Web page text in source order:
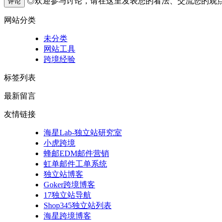
网站分类
未分类
网站工具
跨境经验
标签列表
最新留言
友情链接
海星Lab-独立站研究室
小虎跨境
蜂邮EDM邮件营销
虹单邮件工单系统
独立站博客
Goker跨境博客
17独立站导航
Shop345独立站列表
海星跨境博客